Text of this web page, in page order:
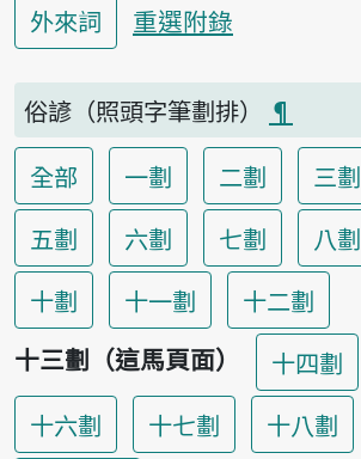
外來詞
重選附錄
俗諺（照頭字筆劃排）
¶
全部
一劃 二劃 三劃
五劃
六劃 七劃 八劃
十劃
十一劃
十二劃
十三劃（這馬頁面）
十四劃
十六劃
十七劃 十八劃